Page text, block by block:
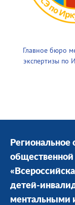
Главное бюро
экспертизы по
общественной
детей-
ментальными